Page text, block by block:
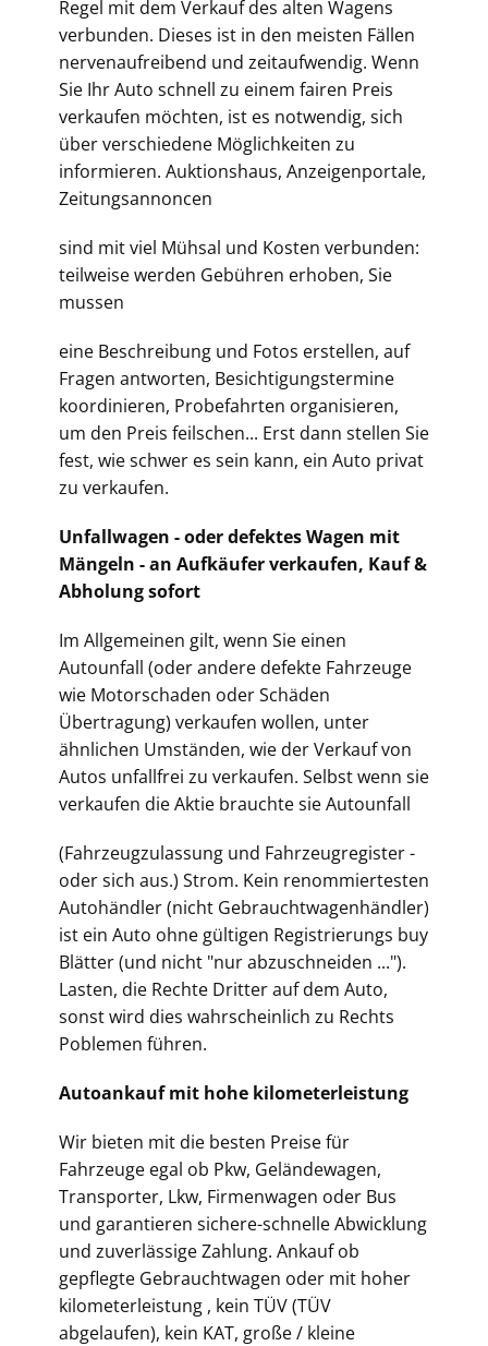
Regel mit dem Verkauf des alten Wagens
verbunden. Dieses ist in den meisten Fällen
nervenaufreibend und zeitaufwendig. Wenn
Sie Ihr Auto schnell zu einem fairen Preis
verkaufen möchten, ist es notwendig, sich
über verschiedene Möglichkeiten zu
informieren. Auktionshaus, Anzeigenportale,
Zeitungsannoncen
sind mit viel Mühsal und Kosten verbunden:
teilweise werden Gebühren erhoben, Sie
mussen
eine Beschreibung und Fotos erstellen, auf
Fragen antworten, Besichtigungstermine
koordinieren, Probefahrten organisieren,
um den Preis feilschen... Erst dann stellen Sie
fest, wie schwer es sein kann, ein Auto privat
zu verkaufen.
Unfallwagen - oder defektes Wagen mit
Mängeln - an Aufkäufer verkaufen, Kauf &
Abholung sofort
Im Allgemeinen gilt, wenn Sie einen
Autounfall (oder andere defekte Fahrzeuge
wie Motorschaden oder Schäden
Übertragung) verkaufen wollen, unter
ähnlichen Umständen, wie der Verkauf von
Autos unfallfrei zu verkaufen. Selbst wenn sie
verkaufen die Aktie brauchte sie Autounfall
(Fahrzeugzulassung und Fahrzeugregister -
oder sich aus.) Strom. Kein renommiertesten
Autohändler (nicht Gebrauchtwagenhändler)
ist ein Auto ohne gültigen Registrierungs buy
Blätter (und nicht "nur abzuschneiden ...").
Lasten, die Rechte Dritter auf dem Auto,
sonst wird dies wahrscheinlich zu Rechts
Poblemen führen.
Autoankauf mit hohe kilometerleistung
Wir bieten mit die besten Preise für
Fahrzeuge egal ob Pkw, Geländewagen,
Transporter, Lkw, Firmenwagen oder Bus
und garantieren sichere-schnelle Abwicklung
und zuverlässige Zahlung. Ankauf ob
gepflegte Gebrauchtwagen oder mit hoher
kilometerleistung , kein TÜV (TÜV
abgelaufen), kein KAT, große / kleine